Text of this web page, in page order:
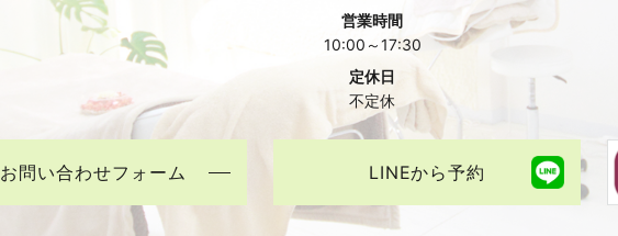
営業時間
10:00～17:30
定休日
不定休
お問い合わせフォーム LINEから予約